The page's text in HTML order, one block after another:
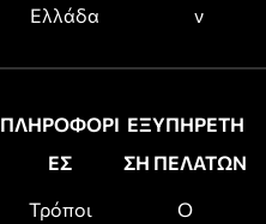
Ελλάδα
ν
ΠΛΗΡΟΦΟΡΙ
ΕΣ
Τρόποι
ΕΞΥΠΗΡΕΤΗ
ΣΗ ΠΕΛΑΤΩΝ
Ο